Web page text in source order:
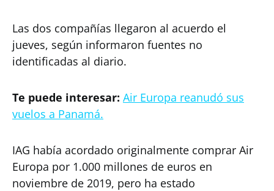
Las dos compañías llegaron al acuerdo el
jueves, según informaron fuentes no
identificadas al diario.
Te puede interesar: Air Europa reanudó sus
vuelos a Panamá.
IAG había acordado originalmente comprar Air
Europa por 1.000 millones de euros en
noviembre de 2019, pero ha estado